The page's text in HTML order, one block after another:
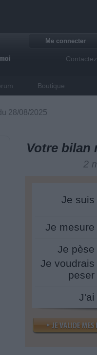
Me connecter
Boutique
28/08/2025
Votre bilan
2
Je suis
Je mesure
Je pèse
Je voudrais
peser
J'ai